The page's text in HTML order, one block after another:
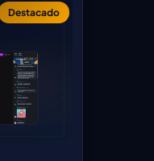
Destacado